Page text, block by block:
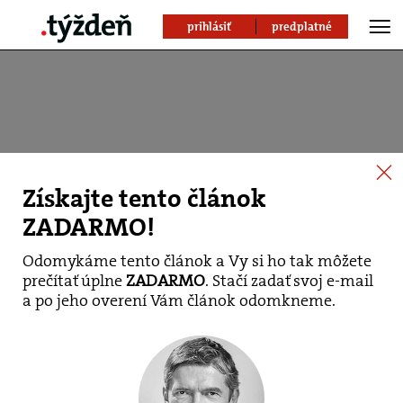
prihlásiť predplatné
Získajte tento článok
ZADARMO!
Odomykáme tento článok a Vy si ho tak môžete
prečítať úplneZADARMO. Stačí zadať svoj e-mail
a po jeho overení Vám článok odomkneme.
Primátor Bratislavy
Vallo už vie, koho
navrhne na čelo DPB,